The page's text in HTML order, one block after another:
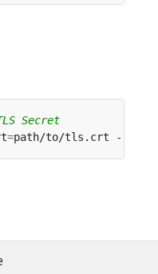
Secret
=path/to/tls.crt --key